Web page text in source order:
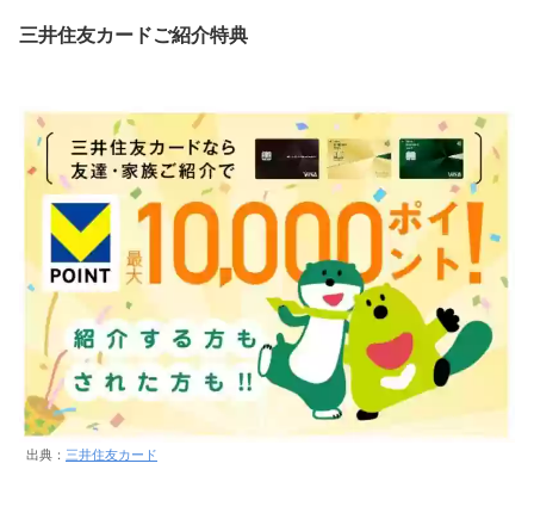
三井住友カードご紹介特典
出典： 三井住友カード